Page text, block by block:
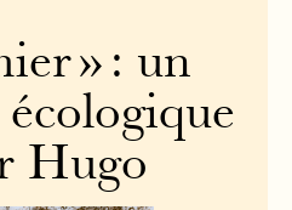
» : un
Hugo